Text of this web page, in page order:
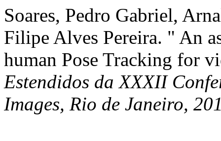
Soares, Pedro Gabriel,
Filipe Alves Pereira. " An
human Pose Tracking for
Estendidos da XXXII
Images, Rio de Janeiro,